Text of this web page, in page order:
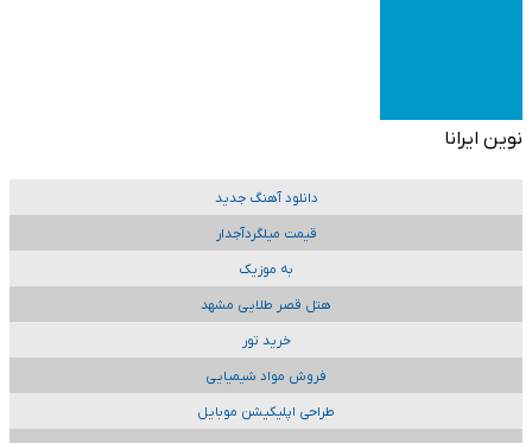
نوین ایرانا
دانلود آهنگ جدید
قیمت میلگردآجدار
به موزیک
هتل قصر طلایی مشهد
خرید تور
فروش مواد شیمیایی
طراحی اپلیکیشن موبایل